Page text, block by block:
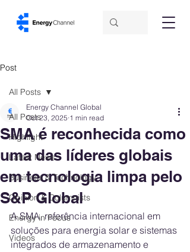
Post
All Posts
Highlight
Latest News
Business & Technology
Opinion & Columnists
Energy in Focus
Videos
All Posts
SMA é reconhecida como
uma das líderes globais
em tecnologia limpa pelo
S&P Global
Energy Channel Global
Oct 23, 2025 1 min read
A SMA, referência internacional em
soluções para energia solar e sistemas
integrados de armazenamento e